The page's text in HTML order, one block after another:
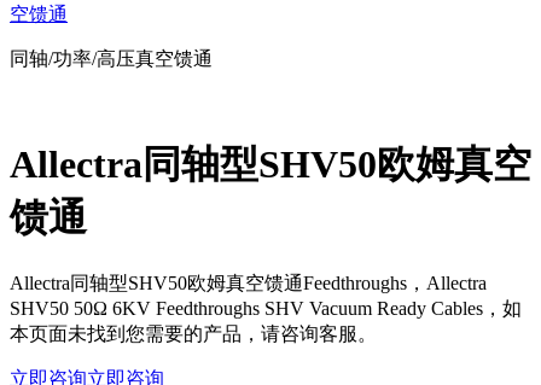
空馈通
同轴/功率/高压真空馈通
Allectra同轴型SHV50欧姆真空
馈通
Allectra同轴型SHV50欧姆真空馈通Feedthroughs，Allectra
SHV50 50Ω 6KV Feedthroughs SHV Vacuum Ready Cables，如
本页面未找到您需要的产品，请咨询客服。
立即咨询立即咨询